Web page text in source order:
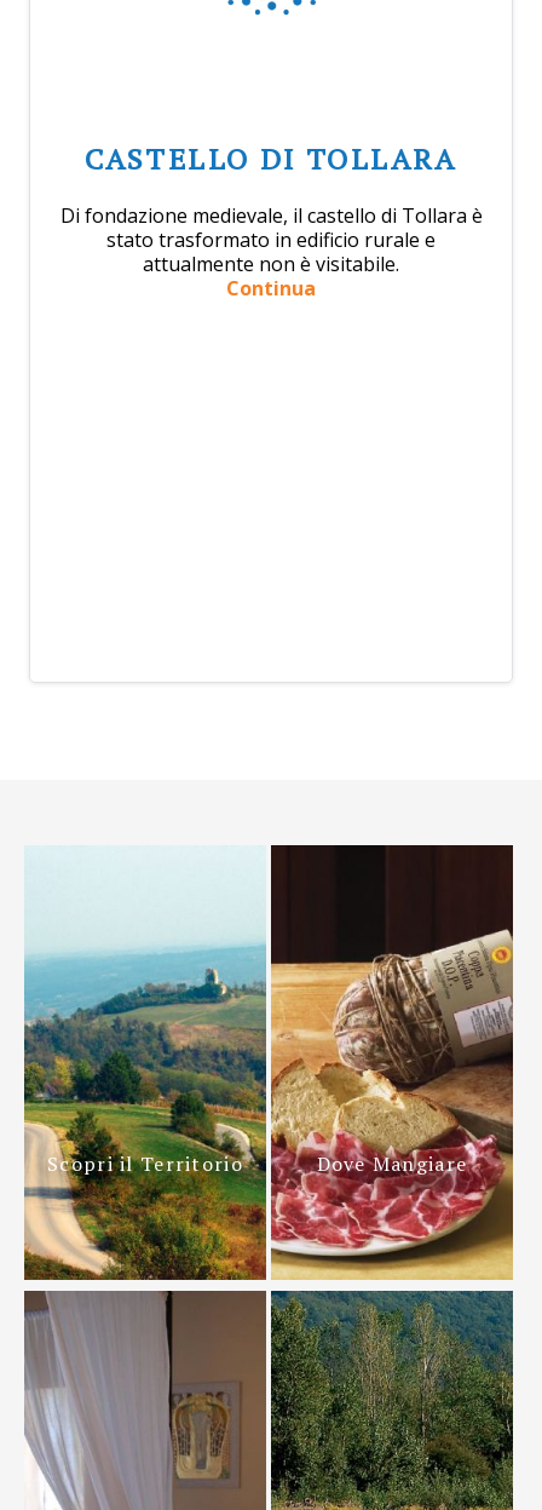
CASTELLO DI TOLLARA
Di fondazione medievale, il castello di Tollara è
stato trasformato in edificio rurale e
attualmente non è visitabile.
Continua
Scopri il Territorio Dove Mangiare